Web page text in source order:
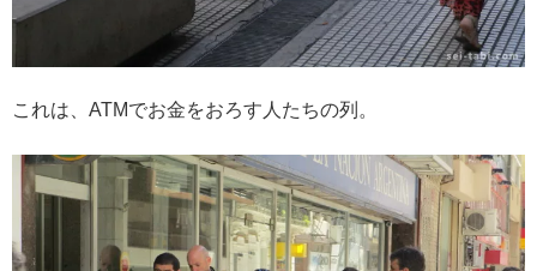
これは、ATMでお金をおろす人たちの列。